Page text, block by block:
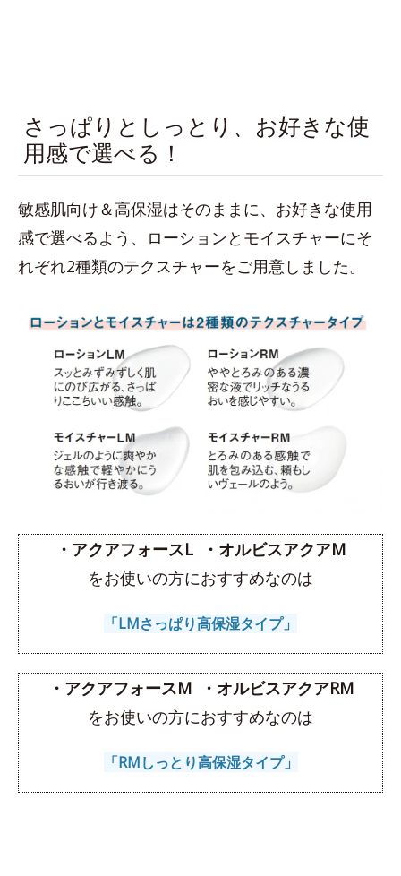
さっぱりとしっとり、お好きな使
用感で選べる！
敏感肌向け＆高保湿はそのままに、お好きな使用
感で選べるよう、ローションとモイスチャーにそ
れぞれ2種類のテクスチャーをご用意しました。
・アクアフォースL
・オルビスアクアM
をお使いの方におすすめなのは
「LMさっぱり高保湿タイプ」
・アクアフォースM ・オルビスアクアRM
をお使いの方におすすめなのは
「RMしっとり高保湿タイプ」